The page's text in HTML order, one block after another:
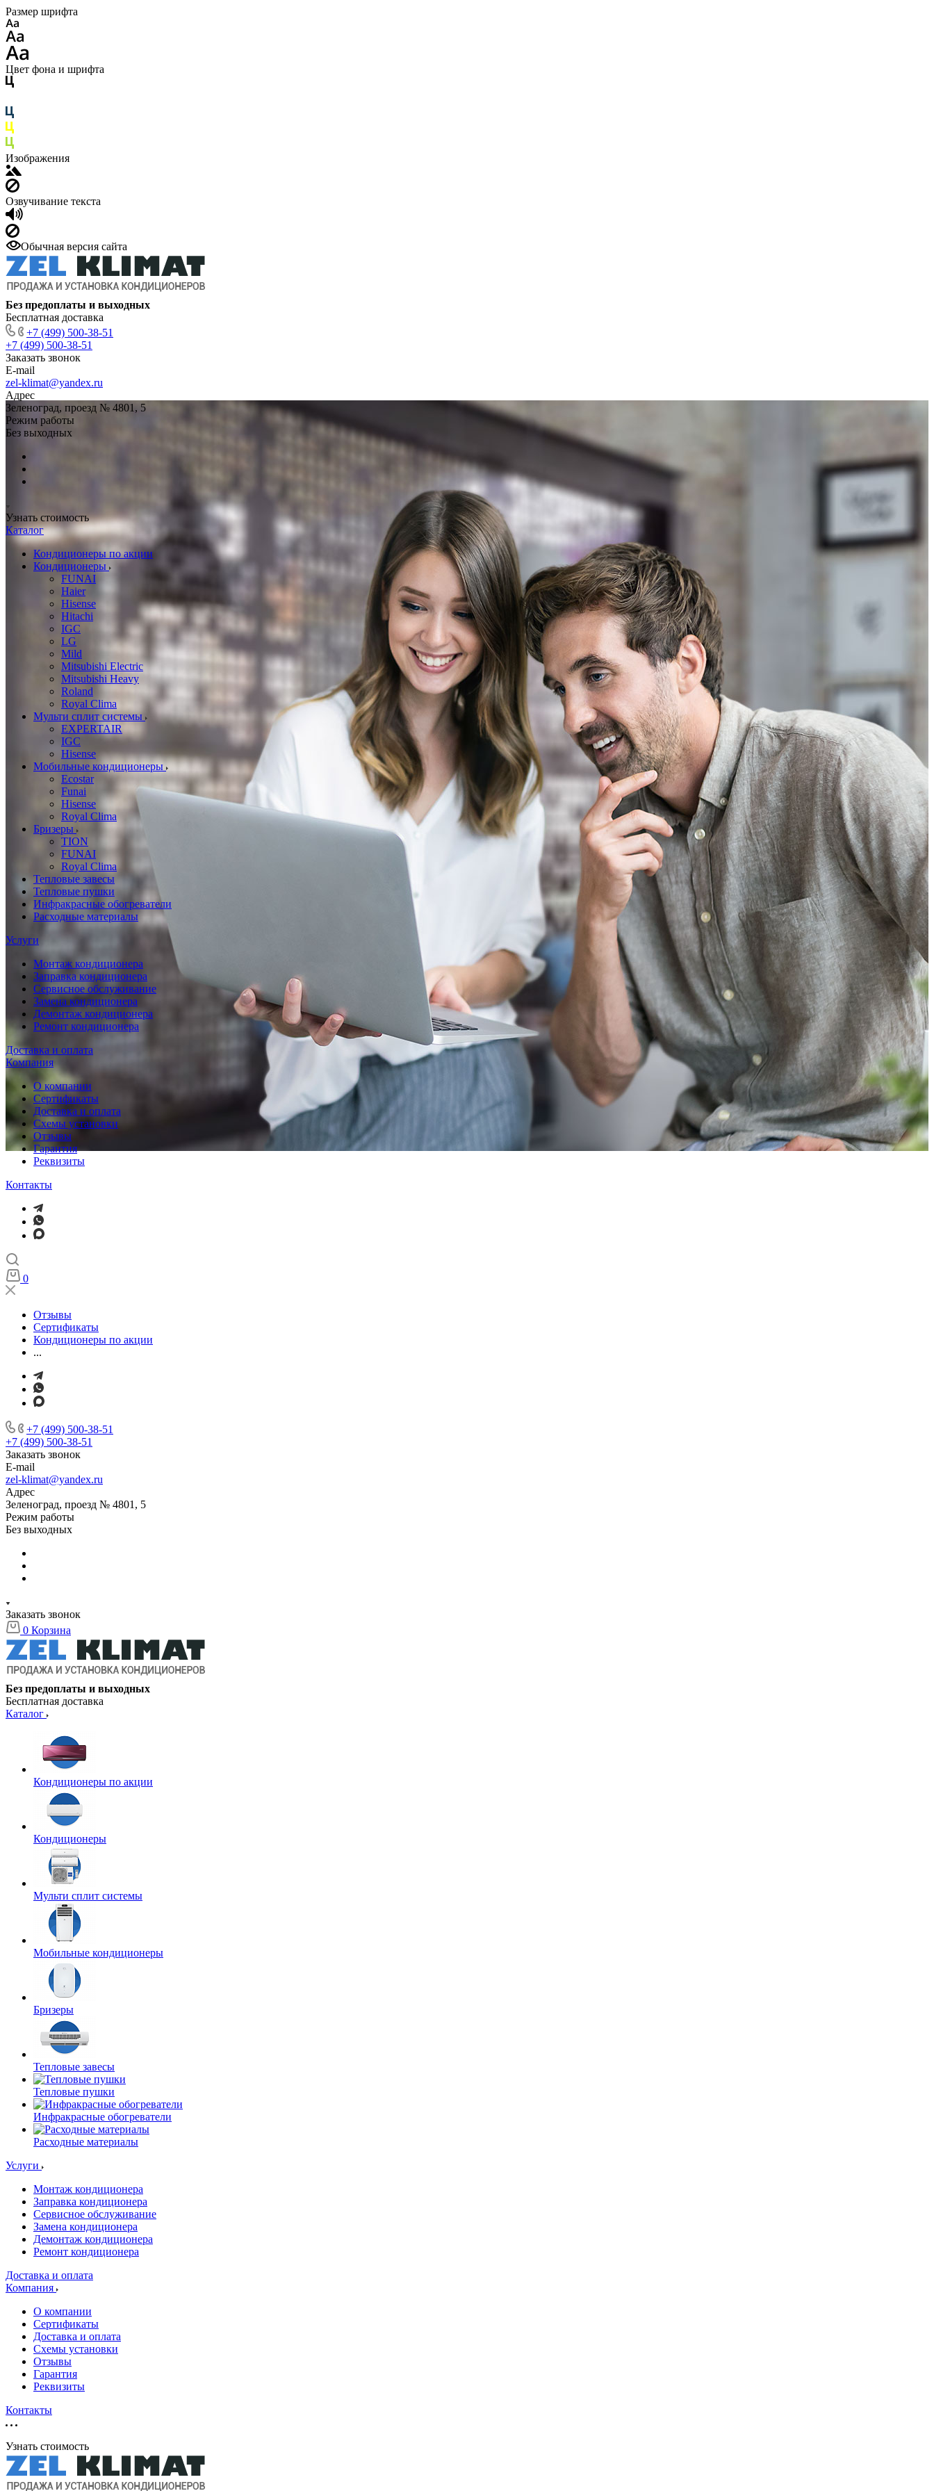
Размер шрифта
Цвет фона и шрифта
Изображения
Озвучивание текста
Обычная версия сайта
Без предоплаты и выходных
Бесплатная доставка
+7 (499) 500-38-51
+7 (499) 500-38-51
Заказать звонок
E-mail
zel-klimat@yandex.ru
Адрес
Зеленоград, проезд № 4801, 5
Режим работы
Без выходных
Узнать стоимость
Каталог
Кондиционеры по акции
Кондиционеры
FUNAI
Haier
Hisense
Hitachi
IGC
LG
Mild
Mitsubishi Electric
Mitsubishi Heavy
Roland
Royal Clima
Мульти сплит системы
EXPERTAIR
IGC
Hisense
Мобильные кондиционеры
Ecostar
Funai
Hisense
Royal Clima
Бризеры
TION
FUNAI
Royal Clima
Тепловые завесы
Тепловые пушки
Инфракрасные обогреватели
Расходные материалы
Услуги
Монтаж кондиционера
Заправка кондиционера
Сервисное обслуживание
Замена кондиционера
Демонтаж кондиционера
Ремонт кондиционера
Доставка и оплата
Компания
О компании
Сертификаты
Доставка и оплата
Схемы установки
Отзывы
Гарантия
Реквизиты
Контакты
0
Отзывы
Сертификаты
Кондиционеры по акции
...
+7 (499) 500-38-51
+7 (499) 500-38-51
Заказать звонок
E-mail
zel-klimat@yandex.ru
Адрес
Зеленоград, проезд № 4801, 5
Режим работы
Без выходных
Заказать звонок
0 Корзина
Без предоплаты и выходных
Бесплатная доставка
Каталог
Кондиционеры по акции
Кондиционеры
Мульти сплит системы
Мобильные кондиционеры
Бризеры
Тепловые завесы
Тепловые пушки
Инфракрасные обогреватели
Расходные материалы
Услуги
Монтаж кондиционера
Заправка кондиционера
Сервисное обслуживание
Замена кондиционера
Демонтаж кондиционера
Ремонт кондиционера
Доставка и оплата
Компания
О компании
Сертификаты
Доставка и оплата
Схемы установки
Отзывы
Гарантия
Реквизиты
Контакты
Узнать стоимость